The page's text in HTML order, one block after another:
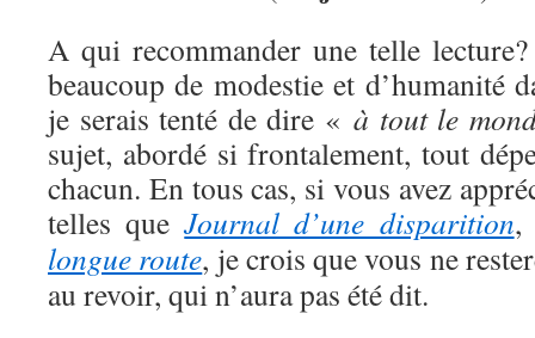
A qui recommander une telle
beaucoup de modestie et d’humanité
je serais tenté de dire «à tout le
sujet, abordé si frontalement, tout
chacun. En tous cas, si vous avez
telles queJournal d’une disparition,
longue route, je crois que vous ne
au revoir, qui n’aura pas été dit.